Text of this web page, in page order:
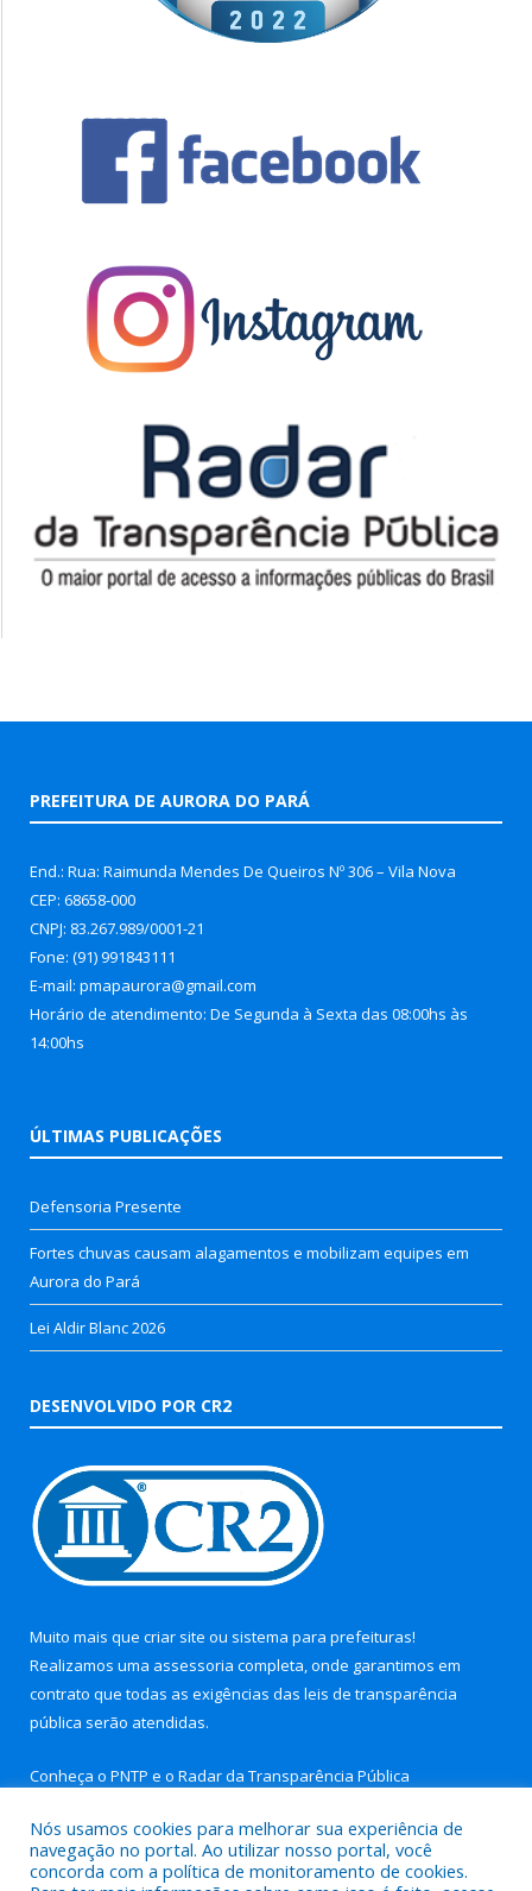
PREFEITURA DE AURORA DO PARÁ
End.: Rua: Raimunda Mendes De Queiros Nº 306 – Vila Nova
CEP: 68658-000
CNPJ: 83.267.989/0001-21
Fone: (91) 991843111
E-mail: pmapaurora@gmail.com
Horário de atendimento: De Segunda à Sexta das 08:00hs às
14:00hs
ÚLTIMAS PUBLICAÇÕES
Defensoria Presente
Fortes chuvas causam alagamentos e mobilizam equipes em
Aurora do Pará
Lei Aldir Blanc 2026
DESENVOLVIDO POR CR2
Muito mais que criar site ou sistema para prefeituras!
Realizamos uma assessoria completa, onde garantimos em
contrato que todas as exigências das leis de transparência
pública serão atendidas.
Conheça o PNTP e o Radar da Transparência Pública
Nós usamos cookies para melhorar sua experiência de
navegação no portal. Ao utilizar nosso portal, você
concorda com a política de monitoramento de cookies.